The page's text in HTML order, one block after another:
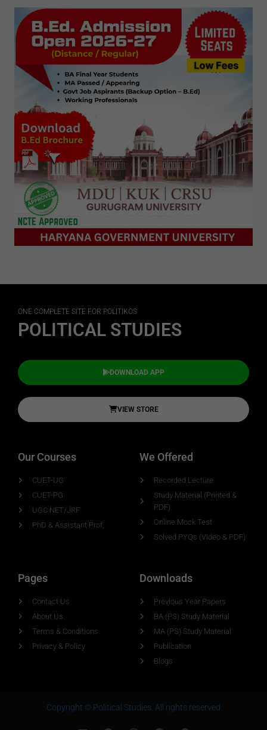
ONE COMPLETE SITE FOR POLITIKOS
POLITICAL STUDIES
DOWNLOAD APP
VIEW STORE
Our Courses
CUET-UG
CUET-PG
UGC NET/JRF
PhD & Assistant Prof,
We Offered
Recorded Lecture
Study Material (Printed &
PDF)
Online Mock Test
Solved PYQs (Video & PDF)
Pages
Contact Us
About Us
Terms & Conditions
Privacy & Policy
Downloads
Previous Year Papers
BA (PS) Study Material
MA (PS) Study Material
Publication
Blogs
Copyright © Political Studies. All rights reserved